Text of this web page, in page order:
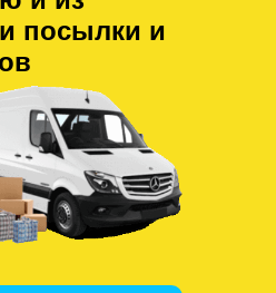
посылки и